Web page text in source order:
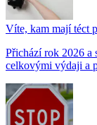
Víte, kam mají téct
Přichází rok 2026 a
celkovými výdaji a